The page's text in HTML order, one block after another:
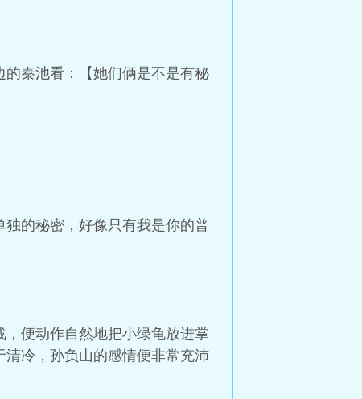
的秦池看：【她们俩是不是有秘
的秘密，好像只有我是你的普
便动作自然地把小绿龟放进掌
冷，孙负山的感情便非常充沛